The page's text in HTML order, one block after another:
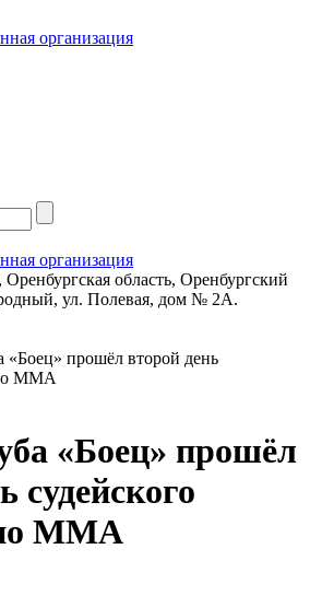
организация
организация
область, Оренбургский
ул. Полевая, дом № 2А.
«Боец» прошёл второй день
по ММА
«Боец» прошёл
судейского
ММА